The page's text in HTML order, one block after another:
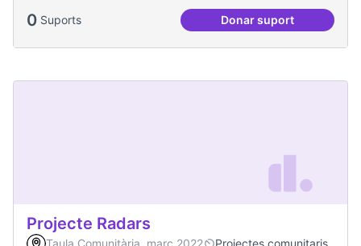
0 Suports Donar suportProjecte Xarxa
Projecte Radars
Taula Comunitària, març 2022
Projectes comunitaris